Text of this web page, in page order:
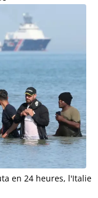
en 24 heures, l'Italie